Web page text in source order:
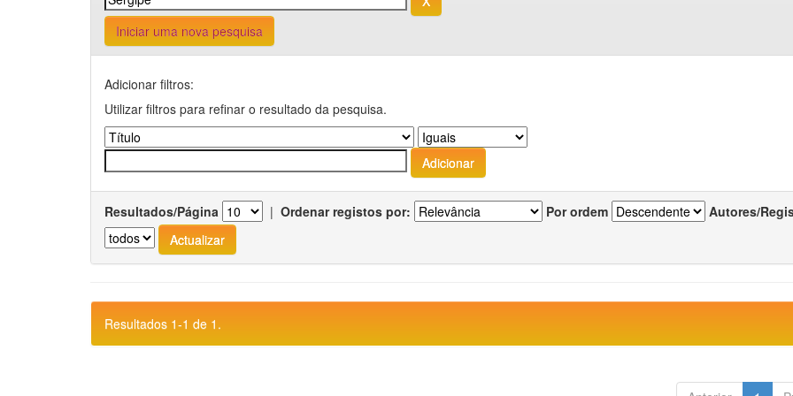
Iniciar uma nova pesquisa
Adicionar filtros:
Utilizar filtros para refinar o resultado da pesquisa.
Resultados/Página | Ordenar registos por: Por ordem Autores/
Resultados 1-1 de 1.